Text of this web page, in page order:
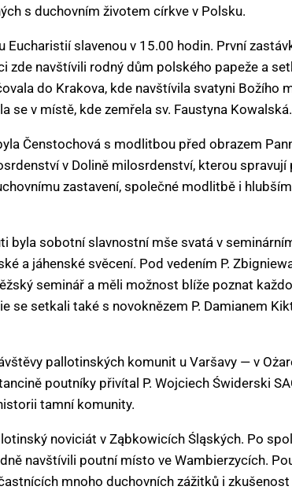
s duchovním životem církve v Polsku.
Eucharistií slavenou v 15.00 hodin. První
zde navštívili rodný dům polského papeže a
do Krakova, kde navštívila svatyni Božího
se v místě, kde zemřela sv. Faustyna Kowalská.
Čenstochová s modlitbou před obrazem
v Dolině milosrdenství, kterou
zastavení, společné modlitbě i
byla sobotní slavnostní mše svatá v
a jáhenské svěcení. Pod vedením P.
seminář a měli možnost blíže poznat
se setkali také s novoknězem P. Damianem
pallotinských komunit u Varšavy — v
poutníky přivítal P. Wojciech Świderski
tamní komunity.
noviciát v Ząbkowicích Śląských. Po
navštívili poutní místo ve Wambierzycích.
mnoho duchovních zážitků i